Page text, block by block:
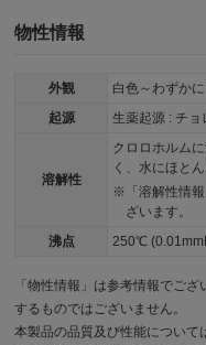
物性情報
外観
白色～わずか
起源
生薬起源 : チョ
溶解性
クロロホルム
く、水にほと
「溶解性情
ざいます。
沸点
250℃
「物性情報」は参考情報でご
するものではございません。
本製品の品質及び性能について